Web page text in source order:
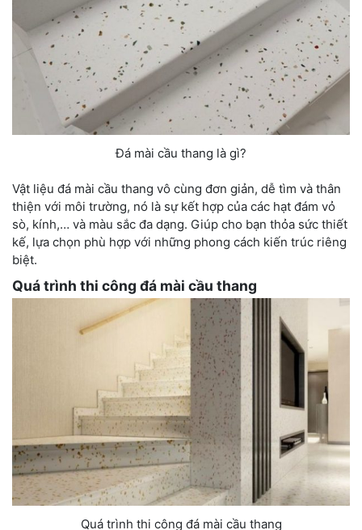
Đá mài cầu thang là gì?
Vật liệu đá mài cầu thang vô cùng đơn giản, dễ tìm và thân
thiện với môi trường, nó là sự kết hợp của các hạt đám vỏ
sò, kính,… và màu sắc đa dạng. Giúp cho bạn thỏa sức thiết
kế, lựa chọn phù hợp với những phong cách kiến trúc riêng
biệt.
Quá trình thi công đá mài cầu thang
Quá trình thi công đá mài cầu thang